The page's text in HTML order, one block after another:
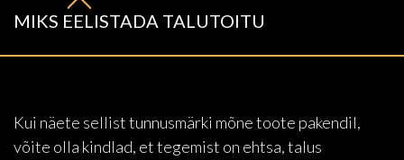
MIKS EELISTADA TALUTOITU
Kui näete sellist tunnusmärki mõne toote pakendil,
võite olla kindlad, et tegemist on ehtsa, talus